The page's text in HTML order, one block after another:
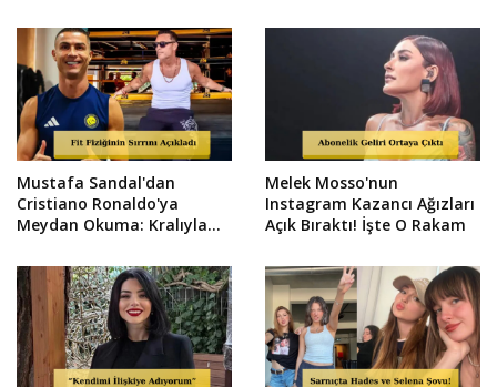
Mustafa Sandal'dan
Cristiano Ronaldo'ya
Meydan Okuma: Kralıyla
Melek Mosso'nun
Instagram Kazancı Ağızları
Açık Bıraktı! İşte O Rakam